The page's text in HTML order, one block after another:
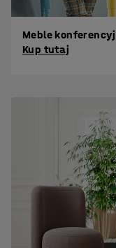
Meble
Kup tutaj